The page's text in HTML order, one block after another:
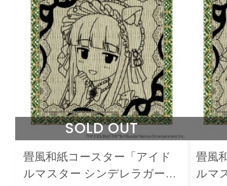
SOLD OUT
畳風和紙コースター「アイド
ルマスター シンデレラガール
畳風
ルマ